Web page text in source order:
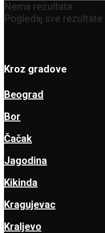
Nema rezultata
Pogledaj sve rezultate
Kroz gradove
Beograd
Bor
Čačak
Jagodina
Kikinda
Kragujevac
Kraljevo